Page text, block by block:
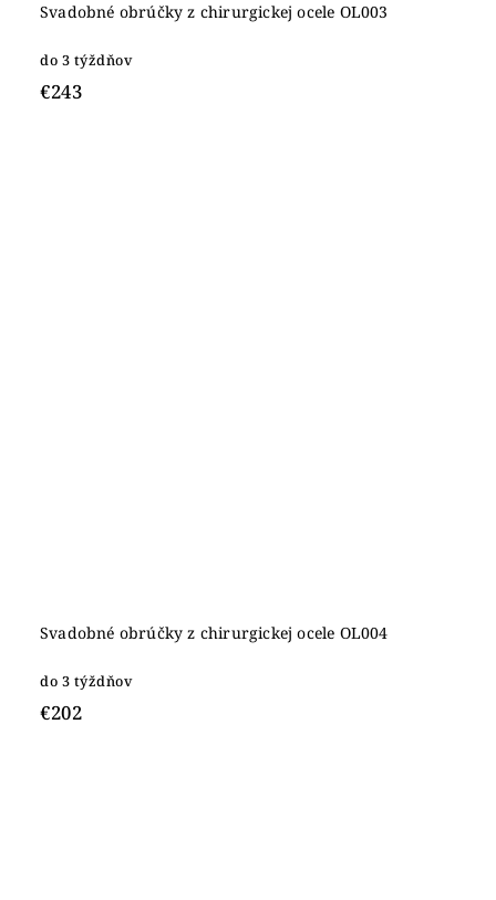
Svadobné obrúčky z chirurgickej ocele OL003
do 3 týždňov
€243
Svadobné obrúčky z chirurgickej ocele OL004
do 3 týždňov
€202